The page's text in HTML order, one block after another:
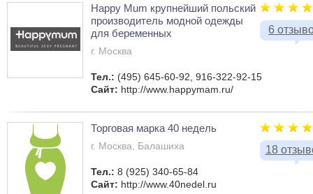
6
Happy Mum крупнейший польский
производитель модной одежды
для беременных
г. Москва
Тел.: (495) 645-60-92, 916-322-92-15
Сайт: http://www.happymam.ru/
18
Торговая марка 40 недель
г. Москва, Балашиха
Тел.: 8 (925) 340-65-84
Сайт: http://www.40nedel.ru